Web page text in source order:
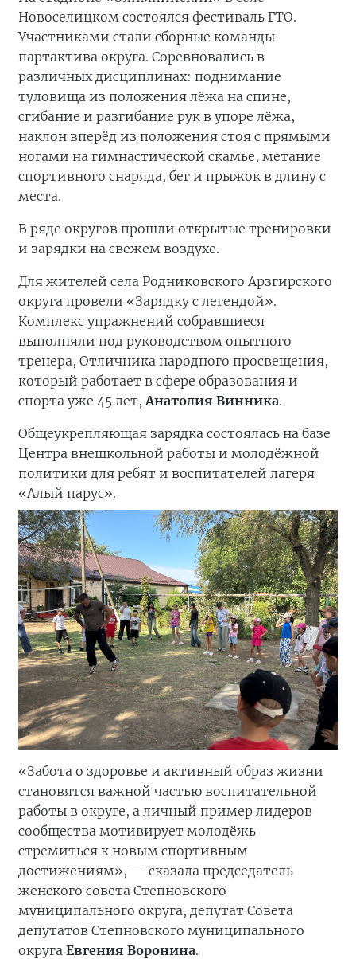
Новоселицком состоялся фестиваль ГТО.
Участниками стали сборные команды
партактива округа. Соревновались в
различных дисциплинах: поднимание
туловища из положения лёжа на спине,
сгибание и разгибание рук в упоре лёжа,
наклон вперёд из положения стоя с прямыми
ногами на гимнастической скамье, метание
спортивного снаряда, бег и прыжок в длину с
места.
В ряде округов прошли открытые тренировки
и зарядки на свежем воздухе.
Для жителей села Родниковского Арзгирского
округа провели «Зарядку с легендой».
Комплекс упражнений собравшиеся
выполняли под руководством опытного
тренера, Отличника народного просвещения,
который работает в сфере образования и
спорта уже 45 лет, Анатолия Винника.
Общеукрепляющая зарядка состоялась на базе
Центра внешкольной работы и молодёжной
политики для ребят и воспитателей лагеря
«Алый парус».
«Забота о здоровье и активный образ жизни
становятся важной частью воспитательной
работы в округе, а личный пример лидеров
сообщества мотивирует молодёжь
стремиться к новым спортивным
достижениям», — сказала председатель
женского совета Степновского
муниципального округа, депутат Совета
депутатов Степновского муниципального
округа Евгения Воронина.